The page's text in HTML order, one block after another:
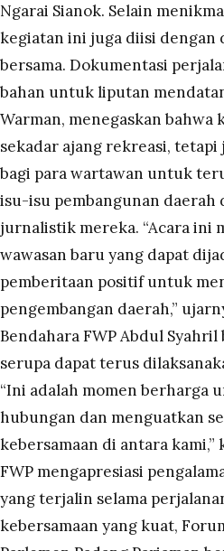
Ngarai Sianok. Selain
kegiatan ini juga diisi dengan
bersama. Dokumentasi
bahan untuk liputan
Warman, menegaskan bahwa
sekadar ajang rekreasi,
bagi para wartawan untuk
isu-isu pembangunan daerah
jurnalistik mereka. “Acara ini
wawasan baru yang dapat
pemberitaan positif untuk
pengembangan daerah,”
Bendahara FWP Abdul
serupa dapat terus
“Ini adalah momen berharga
hubungan dan menguatkan
kebersamaan di antara kami,”
FWP mengapresiasi
yang terjalin selama
kebersamaan yang kuat,